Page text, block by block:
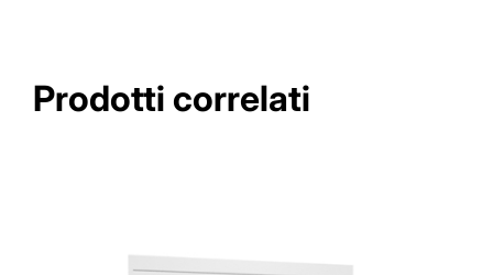
Prodotti correlati